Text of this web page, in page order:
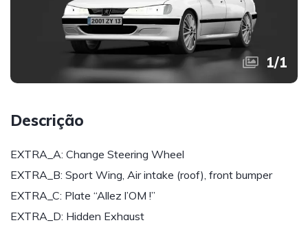
1/1
Descrição
EXTRA_A: Change Steering Wheel
EXTRA_B: Sport Wing, Air intake (roof), front bumper
EXTRA_C: Plate “Allez l’OM !”
EXTRA_D: Hidden Exhaust